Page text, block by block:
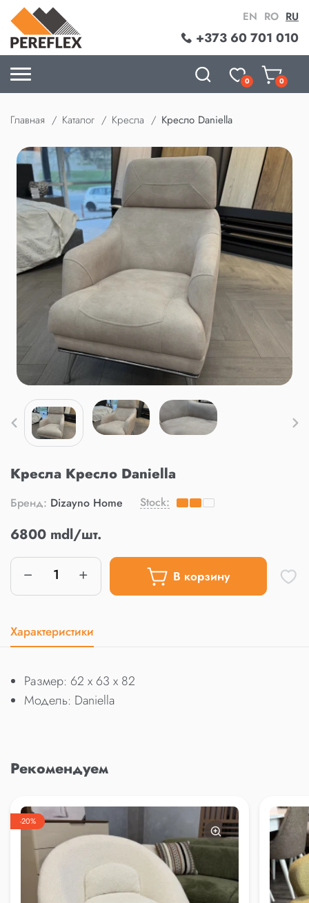
+373 60 701 010
EN RO RU
0 0
Главная Каталог Кресла Кресло Daniella
Кресла Кресло Daniella
Бренд: Dizayno Home Stock:
6800 mdl/шт.
В корзину
Характеристики
Размер: 62 x 63 x 82
Модель: Daniella
Рекомендуем
-20%